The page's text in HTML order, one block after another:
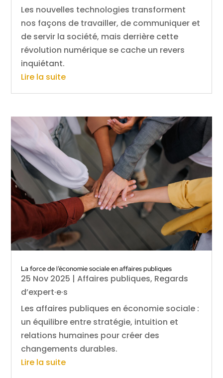
Les nouvelles technologies transforment
nos façons de travailler, de communiquer et
de servir la société, mais derrière cette
révolution numérique se cache un revers
inquiétant.
Lire la suite
La force de l’économie sociale en affaires publiques
25 Nov 2025 |Affaires publiques, Regards
d’expert·e·s
Les affaires publiques en économie sociale :
un équilibre entre stratégie, intuition et
relations humaines pour créer des
changements durables.
Lire la suite